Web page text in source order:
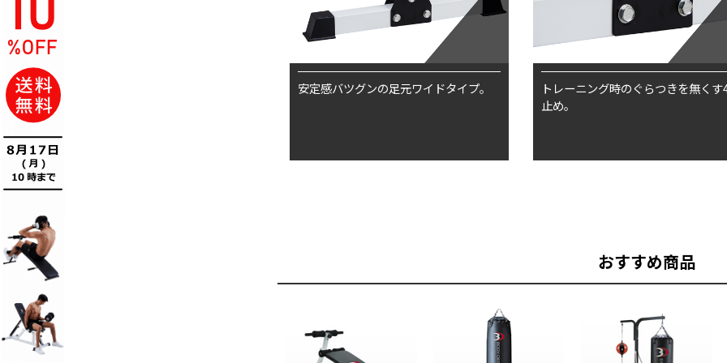
安定感バツグンの足元ワイドタイプ。
トレーニング時のぐらつきを無くす
止め。
おすすめ商品